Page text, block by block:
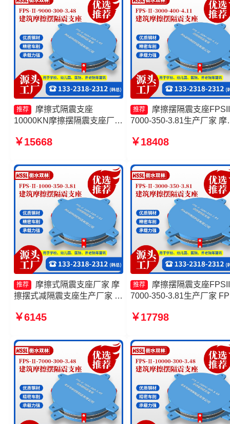
推荐
摩擦式隔震支座
10000KN摩擦摆隔震支座厂家
座-15.0ZX支座的源头工厂
￥15668
推荐
摩擦摆隔震支座
7000-350-3.81生产厂家 摩
3.48源头工厂 摩擦摆隔震
厂 摩擦摆隔震支座FPS-
Ⅱ-8000-200源头工厂
￥18408
推荐
摩擦式隔震支座厂家 摩
擦摆式减隔震支座生产厂家 摩
摆隔震支座FPSII-6000-400-
￥6145
推荐
摩擦摆隔震支座
7000-350-3.81生产厂家
摆隔震支座FPSII-9000-
家
￥17798